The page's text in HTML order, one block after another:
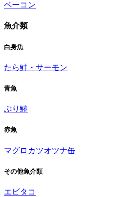
ベーコン
魚介類
白身魚
たら鮭・サーモン
青魚
ぶり 鰆
赤魚
マグロ カツオツナ缶
その他魚介類
エビタコ